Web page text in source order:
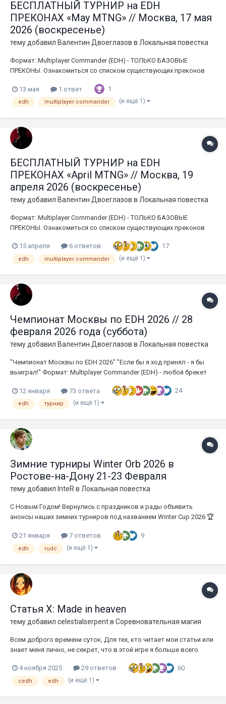
БЕСПЛАТНЫЙ ТУРНИР на EDH
ПРЕКОНАХ «‎May MTNG»‎ // Москва, 17 мая
2026 (воскресенье)
тему добавил Валентин Двоеглазов в Локальная повестка
Формат: Multiplayer Commander (EDH) - ТОЛЬКО БАЗОВЫЕ
ПРЕКОНЫ. Ознакомиться со списком существующих преконов
q=eyJmb3JtYXQiOiJjb21tYW5kZXJQcmVjb25zIn0%3D Банлист:
отсутствует Легальность карт и преконов: ЗАПРЕЩЕНЫ proxy
13 мая 1 ответ 1
edh multiplayer commander (и ещё 1)
БЕСПЛАТНЫЙ ТУРНИР на EDH
ПРЕКОНАХ «‎April MTNG»‎ // Москва, 19
апреля 2026 (воскресенье)
тему добавил Валентин Двоеглазов в Локальная повестка
Формат: Multiplayer Commander (EDH) - ТОЛЬКО БАЗОВЫЕ
ПРЕКОНЫ. Ознакомиться со списком существующих преконов
q=eyJmb3JtYXQiOiJjb21tYW5kZXJQcmVjb25zIn0%3D Банлист:
отсутствует Легальность карт и преконов: ЗАПРЕЩЕНЫ proxy
15 апреля 6 ответов 17
edh multiplayer commander (и ещё 1)
Чемпионат Москвы по EDH 2026 // 28
февраля 2026 года (суббота)
тему добавил Валентин Двоеглазов в Локальная повестка
"Чемпионат Москвы по EDH 2026" "Если бы я ход принял - я бы
выиграл!" Формат: Multiplayer Commander (EDH) - любой брекет
proxy* карты Количество участников: 64 Уровень применения
правил: соревновательный, де...
12 января 73 ответа 24
edh турнир (и ещё 1)
Зимние турниры Winter Orb 2026 в
Ростове-на-Дону 21-23 Февраля
тему добавил InteRв Локальная повестка
С Новым Годом! Вернулись с праздников и рады объявить
анонсы наших зимних турниров под названием Winter Cup 2026 🏆
билеты на поезда🚆 и автобусы🚍 В первый день играем в
мультиплеер, второй в народный большой дуэльник и третий м...
21 января 7 ответов 9
edh rudc (и ещё 1)
Статья Х: Made in heaven
тему добавил celestialserpentв Соревновательная магия
Всем доброго времени суток, Для тех, кто читает мои статьи или
знает меня лично, не секрет, что в этой игре я больше всего
недетерминированные. Есть что-то завораживающее в том,
чтобы искать и находить в вихре ритуалов и заклинаний тот
4 ноября 2025 29 ответов 60
cedh edh (и ещё 1)